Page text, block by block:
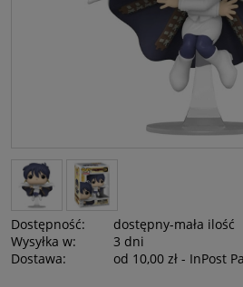
Dostępność:
dostępny-mała ilość
Wysyłka w:
3 dni
Dostawa:
od 10,00 zł - InPost
Cena nie zawiera ewentualnych